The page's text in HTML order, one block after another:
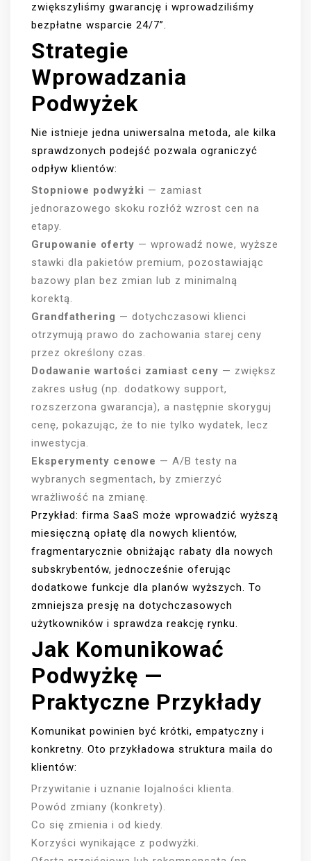
zwiększyliśmy gwarancję i wprowadziliśmy
bezpłatne wsparcie 24/7”.
Strategie
Wprowadzania
Podwyżek
Nie istnieje jedna uniwersalna metoda, ale kilka
sprawdzonych podejść pozwala ograniczyć
odpływ klientów:
Stopniowe podwyżki — zamiast
jednorazowego skoku rozłóż wzrost cen na
etapy.
Grupowanie oferty — wprowadź nowe, wyższe
stawki dla pakietów premium, pozostawiając
bazowy plan bez zmian lub z minimalną
korektą.
Grandfathering — dotychczasowi klienci
otrzymują prawo do zachowania starej ceny
przez określony czas.
Dodawanie wartości zamiast ceny — zwiększ
zakres usług (np. dodatkowy support,
rozszerzona gwarancja), a następnie skoryguj
cenę, pokazując, że to nie tylko wydatek, lecz
inwestycja.
Eksperymenty cenowe — A/B testy na
wybranych segmentach, by zmierzyć
wrażliwość na zmianę.
Przykład: firma SaaS może wprowadzić wyższą
miesięczną opłatę dla nowych klientów,
fragmentarycznie obniżając rabaty dla nowych
subskrybentów, jednocześnie oferując
dodatkowe funkcje dla planów wyższych. To
zmniejsza presję na dotychczasowych
użytkowników i sprawdza reakcję rynku.
Jak Komunikować
Podwyżkę —
Praktyczne Przykłady
Komunikat powinien być krótki, empatyczny i
konkretny. Oto przykładowa struktura maila do
klientów:
Przywitanie i uznanie lojalności klienta.
Powód zmiany (konkrety).
Co się zmienia i od kiedy.
Korzyści wynikające z podwyżki.